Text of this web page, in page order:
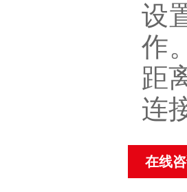
设
作
距
连
在线